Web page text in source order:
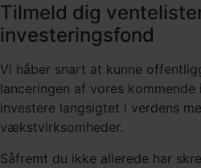
Tilmeld dig
investeringsfond
Vi håber snart at kunne
lanceringen af vores
investere langsigtet i verdens
vækstvirksomheder.
Såfremt du ikke allerede har